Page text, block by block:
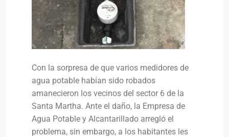
Con la sorpresa de que varios medidores de
agua potable habían sido robados
amanecieron los vecinos del sector 6 de la
Santa Martha. Ante el daño, la Empresa de
Agua Potable y Alcantarillado arregló el
problema, sin embargo, a los habitantes les